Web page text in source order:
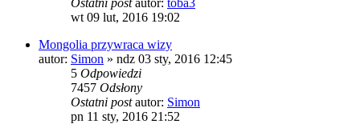
wt 09 lut, 2016 19:02
Mongolia przywraca wizy
autor: Simon » ndz 03 sty, 2016 12:45
5 Odpowiedzi
7457 Odsłony
Ostatni postautor: Simon
pn 11 sty, 2016 21:52